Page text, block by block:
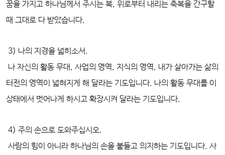
꿈을 가지고 하나님께서 주시는 복, 위로부터 내리는 축복을 간구할
때 그대로 다 받았습니다.
3) 나의 지경을 넓히소서.
나 자신의 활동 무대, 사업의 영역, 지식의 영역, 내가 살아가는 삶의
터전의 영역이 넓혀지게 해 달라는 기도입니다. 나의 활동 무대를 이
상태에서 벗어나게 하시고 확장시켜 달라는 기도입니다.
4) 주의 손으로 도와주십시오.
사람의 힘이 아니라 하나님의 손을 붙들고 의지하는 기도입니다. 사